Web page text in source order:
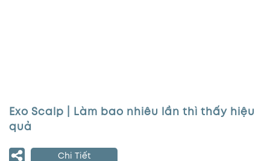
Exo Scalp | Làm bao nhiêu lần thì thấy hiệu
quả
Chi Tiết